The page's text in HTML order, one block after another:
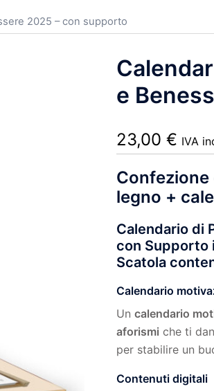
2025 – con supporto
e
23,00 € IVA
legno +
Calendario di
con Supporto
Scatola
Calendario
Un calendario
aforismi che ti
per stabilire un
Contenuti digitali